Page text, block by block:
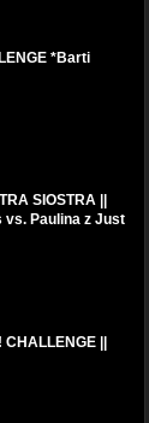
*Barti
SIOSTRA ||
vs. Paulina z Just
CHALLENGE ||